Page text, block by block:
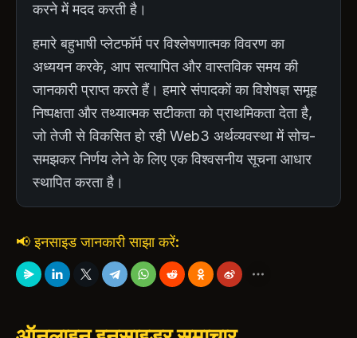
करने में मदद करती है।
हमारे बहुभाषी प्लेटफॉर्म पर विश्लेषणात्मक विवरण का
अध्ययन करके, आप सत्यापित और वास्तविक समय की
जानकारी प्राप्त करते हैं। हमारे संपादकों का विशेषज्ञ समूह
निष्पक्षता और तथ्यात्मक सटीकता को प्राथमिकता देता है,
जो तेजी से विकसित हो रही Web3 अर्थव्यवस्था में सोच-
समझकर निर्णय लेने के लिए एक विश्वसनीय सूचना आधार
स्थापित करता है।
📢 इनसाइड जानकारी साझा करें: